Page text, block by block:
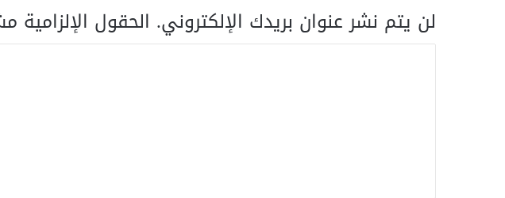
لن يتم نشر عنوان بريدك الإلكتروني. الحقول الإلزامية